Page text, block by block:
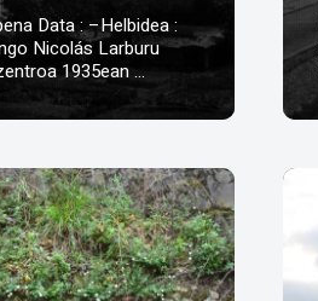
Data : –Helbidea :
Nicolás Larburu
1935ean …